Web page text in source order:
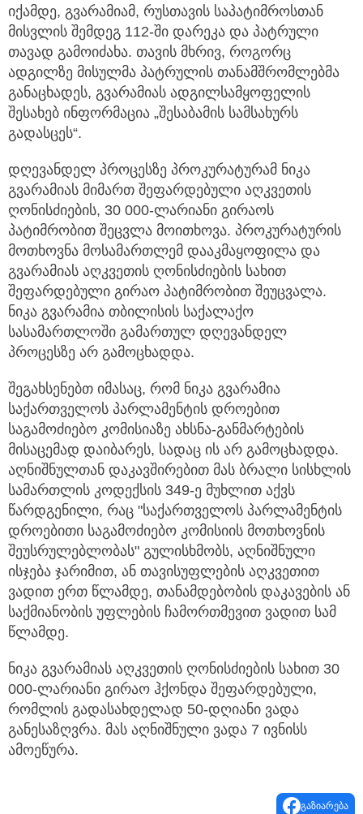
იქამდე, გვარამიამ, რუსთავის საპატიმროსთან
მისვლის შემდეგ 112-ში დარეკა და პატრული
თავად გამოიძახა. თავის მხრივ, როგორც
ადგილზე მისულმა პატრულის თანამშრომლებმა
განაცხადეს, გვარამიას ადგილსამყოფელის
შესახებ ინფორმაცია „შესაბამის სამსახურს
გადასცეს“.
დღევანდელ პროცესზე პროკურატურამ ნიკა
გვარამიას მიმართ შეფარდებული აღკვეთის
ღონისძიების, 30 000-ლარიანი გირაოს
პატიმრობით შეცვლა მოითხოვა. პროკურატურის
მოთხოვნა მოსამართლემ დააკმაყოფილა და
გვარამიას აღკვეთის ღონისძიების სახით
შეფარდებული გირაო პატიმრობით შეუცვალა.
ნიკა გვარამია თბილისის საქალაქო
სასამართლოში გამართულ დღევანდელ
პროცესზე არ გამოცხადდა.
შეგახსენებთ იმასაც, რომ ნიკა გვარამია
საქართველოს პარლამენტის დროებით
საგამოძიებო კომისიაზე ახსნა-განმარტების
მისაცემად დაიბარეს, სადაც ის არ გამოცხადდა.
აღნიშნულთან დაკავშირებით მას ბრალი სისხლის
სამართლის კოდექსის 349-ე მუხლით აქვს
წარდგენილი, რაც "საქართველოს პარლამენტის
დროებითი საგამოძიებო კომისიის მოთხოვნის
შეუსრულებლობას" გულისხმობს, აღნიშნული
ისჯება ჯარიმით, ან თავისუფლების აღკვეთით
ვადით ერთ წლამდე, თანამდებობის დაკავების ან
საქმიანობის უფლების ჩამორთმევით ვადით სამ
წლამდე.
ნიკა გვარამიას აღკვეთის ღონისძიების სახით 30
000-ლარიანი გირაო ჰქონდა შეფარდებული,
რომლის გადასახდელად 50-დღიანი ვადა
განესაზღვრა. მას აღნიშნული ვადა 7 ივნისს
ამოეწურა.
გაზიარება